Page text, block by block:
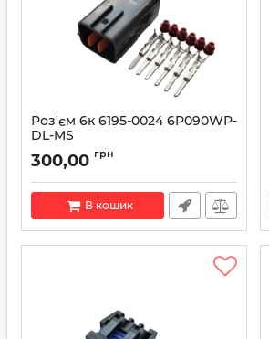
Роз'єм 6к 6195-0024 6P090WP-
DL-MS
Артикул: 6195-0024
300,00 грн
В кошик